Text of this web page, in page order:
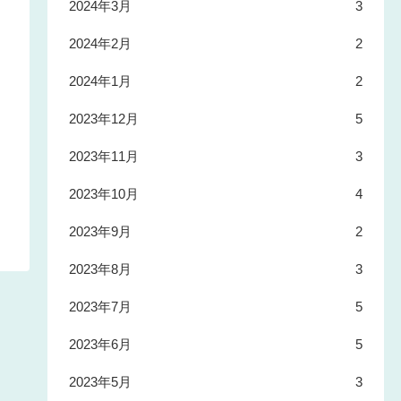
2024年3月 3
2024年2月 2
2024年1月 2
2023年12月 5
2023年11月 3
2023年10月 4
2023年9月 2
2023年8月 3
2023年7月 5
2023年6月 5
2023年5月 3